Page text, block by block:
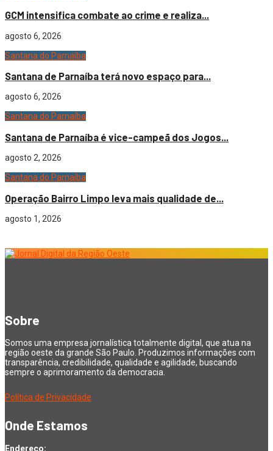
GCM intensifica combate ao crime e realiza...
agosto 6, 2026
Santana do Parnaíba
Santana de Parnaíba terá novo espaço para...
agosto 6, 2026
Santana do Parnaíba
Santana de Parnaíba é vice-campeã dos Jogos...
agosto 2, 2026
Santana do Parnaíba
Operação Bairro Limpo leva mais qualidade de...
agosto 1, 2026
Sobre
Somos uma empresa jornalística totalmente digital, que atua na
região oeste da grande São Paulo. Produzimos informações com
transparência, credibilidade, qualidade e agilidade, buscando
sempre o aprimoramento da democracia.
Política de Privacidade
Onde Estamos
Endereço: